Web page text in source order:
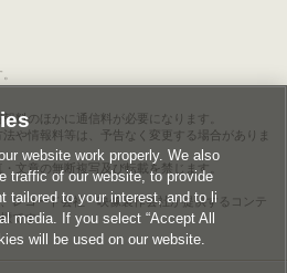
料のほかに通信料が必要になります。
や情報料等は、予告なく変更する場合がありま
文章の無断複写及び転載を禁じます。
レコード会社・映像製作会社が提供するコンテ
です。
website work properly. We also
traffic of our website, to provide
tailored to your interest, and to li
media. If you select “Accept All
will be used on our website.